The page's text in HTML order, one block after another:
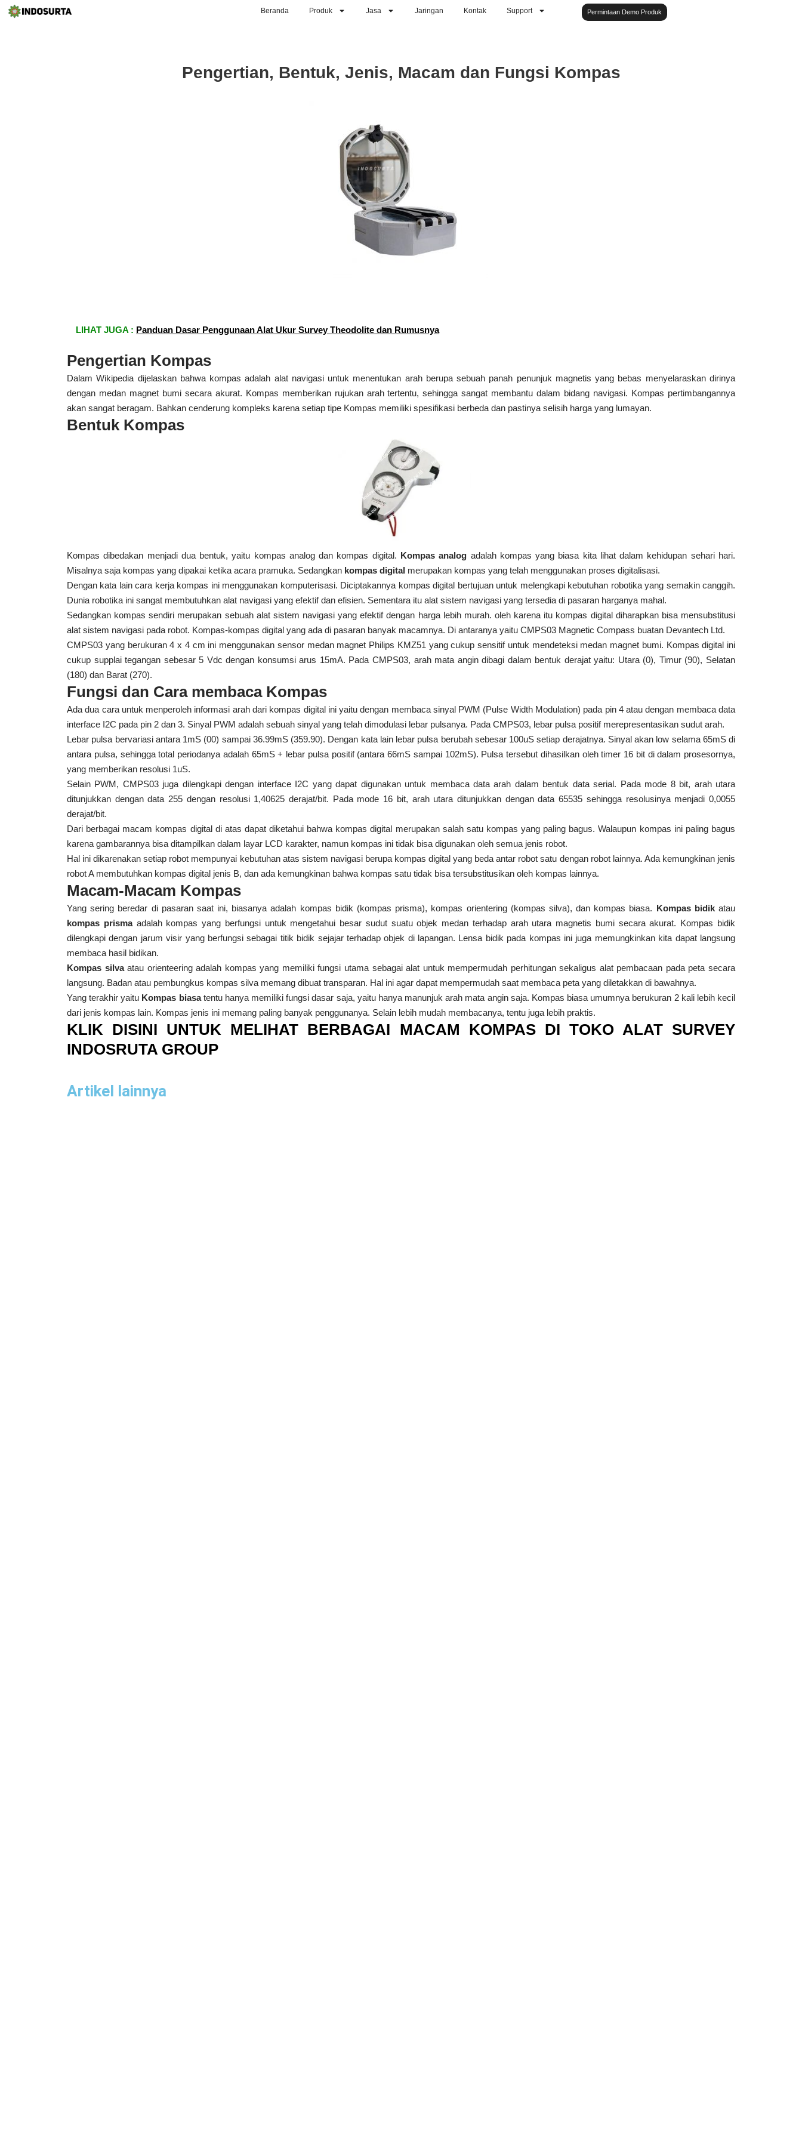
Beranda Produk Jasa Jaringan Kontak Support Permintaan Demo Produk
Pengertian, Bentuk, Jenis, Macam dan Fungsi Kompas
LIHAT JUGA : Panduan Dasar Penggunaan Alat Ukur Survey Theodolite dan Rumusnya
Pengertian Kompas
Dalam Wikipedia dijelaskan bahwa kompas adalah alat navigasi untuk menentukan arah berupa sebuah panah penunjuk magnetis yang bebas menyelaraskan dirinya
dengan medan magnet bumi secara akurat. Kompas memberikan rujukan arah tertentu, sehingga sangat membantu dalam bidang navigasi. Kompas pertimbangannya
akan sangat beragam. Bahkan cenderung kompleks karena setiap tipe Kompas memiliki spesifikasi berbeda dan pastinya selisih harga yang lumayan.
Bentuk Kompas
Kompas dibedakan menjadi dua bentuk, yaitu kompas analog dan kompas digital. Kompas analog adalah kompas yang biasa kita lihat dalam kehidupan sehari hari.
Misalnya saja kompas yang dipakai ketika acara pramuka. Sedangkan kompas digital merupakan kompas yang telah menggunakan proses digitalisasi.
Dengan kata lain cara kerja kompas ini menggunakan komputerisasi. Diciptakannya kompas digital bertujuan untuk melengkapi kebutuhan robotika yang semakin canggih.
Dunia robotika ini sangat membutuhkan alat navigasi yang efektif dan efisien. Sementara itu alat sistem navigasi yang tersedia di pasaran harganya mahal.
Sedangkan kompas sendiri merupakan sebuah alat sistem navigasi yang efektif dengan harga lebih murah. oleh karena itu kompas digital diharapkan bisa mensubstitusi
alat sistem navigasi pada robot. Kompas-kompas digital yang ada di pasaran banyak macamnya. Di antaranya yaitu CMPS03 Magnetic Compass buatan Devantech Ltd.
CMPS03 yang berukuran 4 x 4 cm ini menggunakan sensor medan magnet Philips KMZ51 yang cukup sensitif untuk mendeteksi medan magnet bumi. Kompas digital ini
cukup supplai tegangan sebesar 5 Vdc dengan konsumsi arus 15mA. Pada CMPS03, arah mata angin dibagi dalam bentuk derajat yaitu: Utara (0), Timur (90), Selatan
(180) dan Barat (270).
Fungsi dan Cara membaca Kompas
Ada dua cara untuk menperoleh informasi arah dari kompas digital ini yaitu dengan membaca sinyal PWM (Pulse Width Modulation) pada pin 4 atau dengan membaca data
interface I2C pada pin 2 dan 3. Sinyal PWM adalah sebuah sinyal yang telah dimodulasi lebar pulsanya. Pada CMPS03, lebar pulsa positif merepresentasikan sudut arah.
Lebar pulsa bervariasi antara 1mS (00) sampai 36.99mS (359.90). Dengan kata lain lebar pulsa berubah sebesar 100uS setiap derajatnya. Sinyal akan low selama 65mS di
antara pulsa, sehingga total periodanya adalah 65mS + lebar pulsa positif (antara 66mS sampai 102mS). Pulsa tersebut dihasilkan oleh timer 16 bit di dalam prosesornya,
yang memberikan resolusi 1uS.
Selain PWM, CMPS03 juga dilengkapi dengan interface I2C yang dapat digunakan untuk membaca data arah dalam bentuk data serial. Pada mode 8 bit, arah utara
ditunjukkan dengan data 255 dengan resolusi 1,40625 derajat/bit. Pada mode 16 bit, arah utara ditunjukkan dengan data 65535 sehingga resolusinya menjadi 0,0055
derajat/bit.
Dari berbagai macam kompas digital di atas dapat diketahui bahwa kompas digital merupakan salah satu kompas yang paling bagus. Walaupun kompas ini paling bagus
karena gambarannya bisa ditampilkan dalam layar LCD karakter, namun kompas ini tidak bisa digunakan oleh semua jenis robot.
Hal ini dikarenakan setiap robot mempunyai kebutuhan atas sistem navigasi berupa kompas digital yang beda antar robot satu dengan robot lainnya. Ada kemungkinan jenis
robot A membutuhkan kompas digital jenis B, dan ada kemungkinan bahwa kompas satu tidak bisa tersubstitusikan oleh kompas lainnya.
Macam-Macam Kompas
Yang sering beredar di pasaran saat ini, biasanya adalah kompas bidik (kompas prisma), kompas orientering (kompas silva), dan kompas biasa. Kompas bidikatau
kompas prismaadalah kompas yang berfungsi untuk mengetahui besar sudut suatu objek medan terhadap arah utara magnetis bumi secara akurat. Kompas bidik
dilengkapi dengan jarum visir yang berfungsi sebagai titik bidik sejajar terhadap objek di lapangan. Lensa bidik pada kompas ini juga memungkinkan kita dapat langsung
membaca hasil bidikan.
Kompas silvaatau orienteering adalah kompas yang memiliki fungsi utama sebagai alat untuk mempermudah perhitungan sekaligus alat pembacaan pada peta secara
langsung. Badan atau pembungkus kompas silva memang dibuat transparan. Hal ini agar dapat mempermudah saat membaca peta yang diletakkan di bawahnya.
Yang terakhir yaitu Kompas biasatentu hanya memiliki fungsi dasar saja, yaitu hanya manunjuk arah mata angin saja. Kompas biasa umumnya berukuran 2 kali lebih kecil
dari jenis kompas lain. Kompas jenis ini memang paling banyak penggunanya. Selain lebih mudah membacanya, tentu juga lebih praktis.
KLIK DISINI UNTUK MELIHAT BERBAGAI MACAM KOMPAS DI TOKO ALAT SURVEY
INDOSRUTA GROUP
Artikel lainnya